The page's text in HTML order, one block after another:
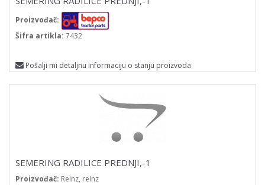
Proizvođač:
Šifra artikla: 7432
Pošalji mi detaljnu informaciju o stanju proizvoda
SEMERING RADILICE PREDNJI,-1
Proizvođač: Reinz, reinz